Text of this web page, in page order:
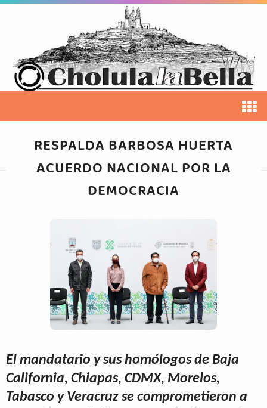
RESPALDA BARBOSA HUERTA
ACUERDO NACIONAL POR LA
DEMOCRACIA
El mandatario y sus homólogos de Baja
California, Chiapas, CDMX, Morelos,
Tabasco y Veracruz se comprometieron a